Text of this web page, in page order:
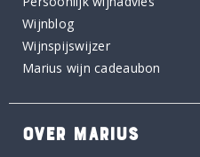
Wijnblog
Wijnspijswijzer
Marius wijn cadeaubon
OVER MARIUS